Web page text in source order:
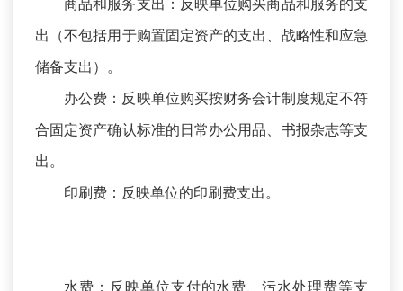
商品和服务支出：反映单位购买商品和服务的支
出（不包括用于购置固定资产的支出、战略性和应急
储备支出）。
办公费：反映单位购买按财务会计制度规定不符
合固定资产确认标准的日常办公用品、书报杂志等支
出。
印刷费：反映单位的印刷费支出。
水费：反映单位支付的水费、污水处理费等支